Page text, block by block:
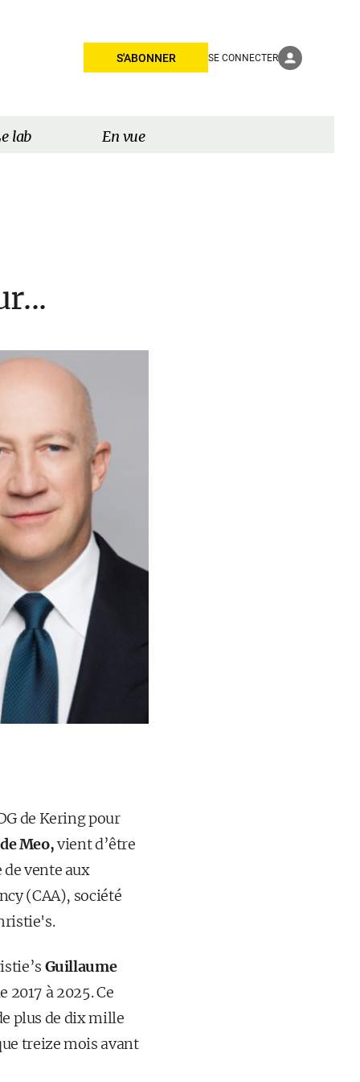
S'ABONNER SE CONNECTER
lab En vue
de Kering pour
Meo,vient d’être
vente aux
(CAA), société
Guillaume
à 2025. Ce
plus de dix mille
treize mois avant